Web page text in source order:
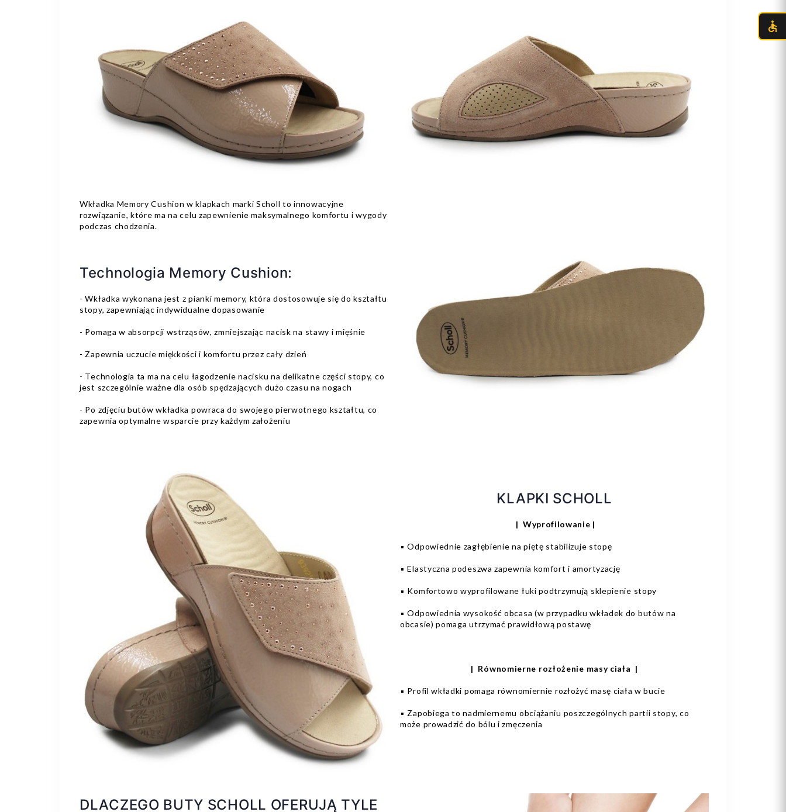
Wkładka Memory Cushion w klapkach marki Scholl to innowacyjne
rozwiązanie, które ma na celu zapewnienie maksymalnego komfortu i wygody
podczas chodzenia.
Technologia Memory Cushion:
- Wkładka wykonana jest z pianki memory, która dostosowuje się do kształtu
stopy, zapewniając indywidualne dopasowanie
- Pomaga w absorpcji wstrząsów, zmniejszając nacisk na stawy i mięśnie
- Zapewnia uczucie miękkości i komfortu przez cały dzień
- Technologia ta ma na celu łagodzenie nacisku na delikatne części stopy, co
jest szczególnie ważne dla osób spędzających dużo czasu na nogach
- Po zdjęciu butów wkładka powraca do swojego pierwotnego kształtu, co
zapewnia optymalne wsparcie przy każdym założeniu
KLAPKI SCHOLL
| Wyprofilowanie |
▪️ Odpowiednie zagłębienie na piętę stabilizuje stopę
▪️ Elastyczna podeszwa zapewnia komfort i amortyzację
▪️ Komfortowo wyprofilowane łuki podtrzymują sklepienie stopy
▪️ Odpowiednia wysokość obcasa (w przypadku wkładek do butów na
obcasie) pomaga utrzymać prawidłową postawę
| Równomierne rozłożenie masy ciała |
▪️ Profil wkładki pomaga równomiernie rozłożyć masę ciała w bucie
▪️ Zapobiega to nadmiernemu obciążaniu poszczególnych partii stopy, co
może prowadzić do bólu i zmęczenia
DLACZEGO BUTY SCHOLL OFERUJĄ TYLE